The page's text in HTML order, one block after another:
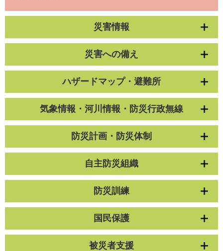
災害情報
災害への備え
ハザードマップ・避難所
気象情報・河川情報・防災行政無線
防災計画・防災体制
自主防災組織
防災訓練
国民保護
被災者支援